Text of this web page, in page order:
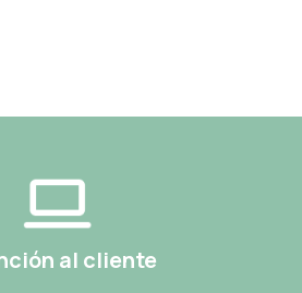
al cliente